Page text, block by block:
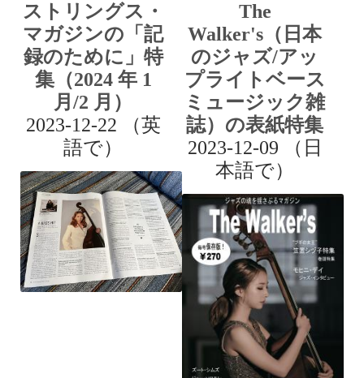
ストリングス・
マガジンの「記
録のために」特
集（2024 年 1
月/2 月）
2023-12-22 （英
語で）
The
Walker's（日本
のジャズ/アッ
プライトベース
ミュージック雑
誌）の表紙特集
2023-12-09 （日
本語で）